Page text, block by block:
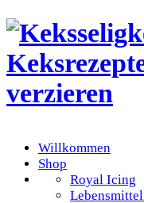
Willkommen
Shop
Royal Icing